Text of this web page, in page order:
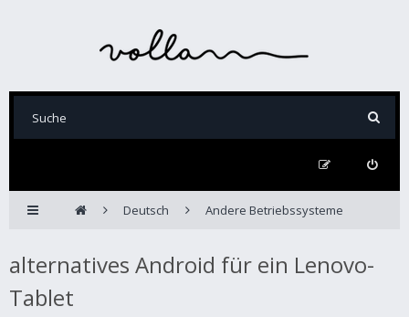
Deutsch Andere Betriebssysteme
alternatives Android für ein Lenovo-
Tablet